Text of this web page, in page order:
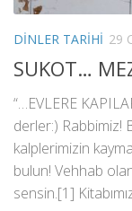
DINLER TARIHI 29
SUKOT…
“…EVLERE
derler:) Rabbimiz!
kalplerimizin
bulun! Vehhab
sensin.[1]